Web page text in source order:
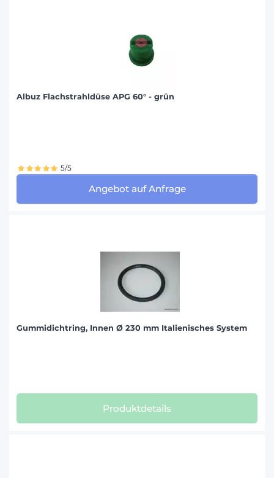
Albuz Flachstrahldüse APG 60° - grün
5/5
Angebot auf Anfrage
Gummidichtring, Innen Ø 230 mm Italienisches System
Produktdetails